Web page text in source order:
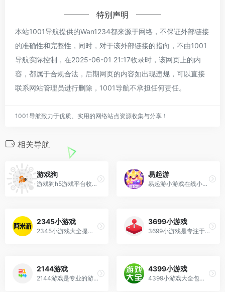
特别声明
本站1001导航提供的Wan1234都来源于网络，不保证外部链接
的准确性和完整性，同时，对于该外部链接的指向，不由1001
导航实际控制，在2025-06-01 21:17收录时，该网页上的内
容，都属于合规合法，后期网页的内容如出现违规，可以直接
联系网站管理员进行删除，1001导航不承担任何责任。
1001导航致力于优质、实用的网络站点资源收集与分享！
相关导航
游戏狗
游戏狗h5游戏平台收录了海量不用下载的在线玩h5游戏、免费h5小游戏在线玩,h5游戏排行榜等资讯,更多好玩h5游戏尽在游戏狗h5游戏平台。
易起游
易起游小游戏在线小游戏中心，精品网页游戏每日实时更新，连连看，消消乐，切水果，植物大战僵尸，冰火人，双人小游戏，单人小游戏，H5在线小游戏，休闲小游戏大全。休闲游戏，益智小游戏，策略游戏，角色扮演，棋牌，模拟经营，动作游戏，竞技游戏等各种免费游戏、最新小游戏在线玩。
2345小游戏
2345小游戏大全提供各种绿色、安全、健康的小游戏,包含儿童喜欢的做蛋糕小游戏,做饭小游戏,女生喜欢的化妆小游戏,mm小游戏,手机游戏,连连看小游戏,双人小游戏,美女小游戏,在线小游戏,单人/双人小游戏,闯关小游戏等各种好玩的在线小游戏。
3699小游戏
3699小游戏是专注于休闲小游戏的网站，主要面向年轻用户群体，提供各类单人小游戏、双人小游戏及连连看等经典游戏，以“时尚、娱乐、休闲”为定位，聚集了大量精品小游戏资源，适合快节奏生活人群的碎片化娱乐需求。
2144游戏
2144游戏是专业的游戏平台，免费为你提供各种精品小游戏，好玩的网页游戏，手机游戏，同时还提供精品游戏专题，游戏攻略，人气论坛等，玩小游戏，网页游戏，手机游戏就上2144游戏网。
4399小游戏
4399小游戏大全包含连连看 ,连连看小游戏大全,双人小游戏大全,H5在线小游戏,4399洛克王国,4399赛尔号,4399奥拉星,4399奥比岛,4399弹弹堂,4399单人小游戏,奥比岛小游戏,造梦西游online,造梦无双等最新小游戏。